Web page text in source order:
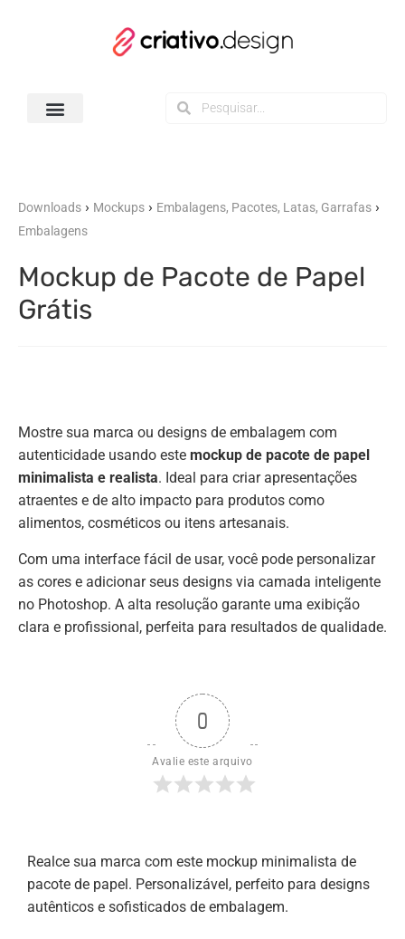
Downloads › Mockups › Embalagens, Pacotes, Latas, Garrafas ›
Embalagens
Mockup de Pacote de Papel
Grátis
Mostre sua marca ou designs de embalagem com
autenticidade usando este mockup de pacote de papel
minimalista e realista. Ideal para criar apresentações
atraentes e de alto impacto para produtos como
alimentos, cosméticos ou itens artesanais.
Com uma interface fácil de usar, você pode personalizar
as cores e adicionar seus designs via camada inteligente
no Photoshop. A alta resolução garante uma exibição
clara e profissional, perfeita para resultados de qualidade.
0
Avalie este arquivo
Realce sua marca com este mockup minimalista de
pacote de papel. Personalizável, perfeito para designs
autênticos e sofisticados de embalagem.